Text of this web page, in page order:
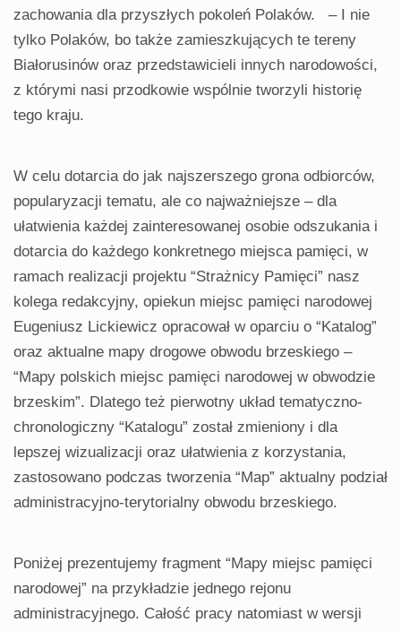
zachowania dla przyszłych pokoleń Polaków. – I nie
tylko Polaków, bo także zamieszkujących te tereny
Białorusinów oraz przedstawicieli innych narodowości,
z którymi nasi przodkowie wspólnie tworzyli historię
tego kraju.
W celu dotarcia do jak najszerszego grona odbiorców,
popularyzacji tematu, ale co najważniejsze – dla
ułatwienia każdej zainteresowanej osobie odszukania i
dotarcia do każdego konkretnego miejsca pamięci, w
ramach realizacji projektu “Strażnicy Pamięci” nasz
kolega redakcyjny, opiekun miejsc pamięci narodowej
Eugeniusz Lickiewicz opracował w oparciu o “Katalog”
oraz aktualne mapy drogowe obwodu brzeskiego –
“Mapy polskich miejsc pamięci narodowej w obwodzie
brzeskim”. Dlatego też pierwotny układ tematyczno-
chronologiczny “Katalogu” został zmieniony i dla
lepszej wizualizacji oraz ułatwienia z korzystania,
zastosowano podczas tworzenia “Map” aktualny podział
administracyjno-terytorialny obwodu brzeskiego.
Poniżej prezentujemy fragment “Mapy miejsc pamięci
narodowej” na przykładzie jednego rejonu
administracyjnego. Całość pracy natomiast w wersji